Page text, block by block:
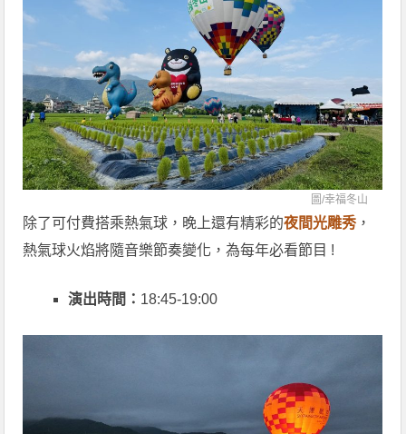
圖/幸福冬山
除了可付費搭乘熱氣球，晚上還有精彩的夜間光雕秀 ，
熱氣球火焰將隨音樂節奏變化，為每年必看節目 !
演出時間： 18:45-19:00